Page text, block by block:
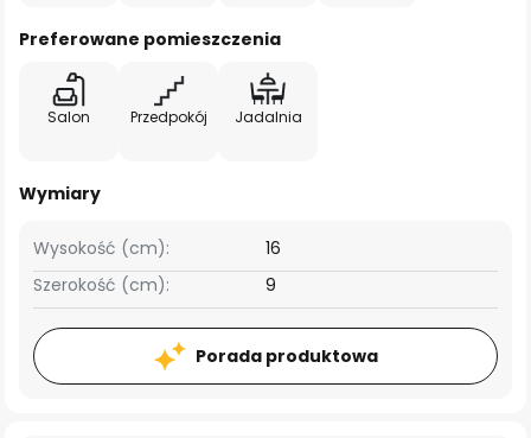
Preferowane pomieszczenia
Salon Przedpokój Jadalnia
Wymiary
Szerokość (cm): 9
Wysokość (cm): 16
Porada produktowa